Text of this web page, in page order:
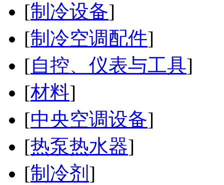
[制冷设备]
[制冷空调配件]
[自控、仪表与工具]
[材料]
[中央空调设备]
[热泵热水器]
[制冷剂 ]